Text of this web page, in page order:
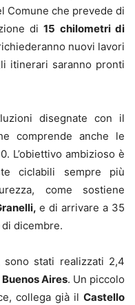
Comune che prevede di
di15 chilometri di
nuovi lavori
itinerari saranno pronti
disegnate con il
comprende anche le
L’obiettivo ambizioso è
ciclabili sempre più
come sostiene
e di arrivare a 35
dicembre.
stati realizzati 2,4
Aires. Un piccolo
collega già il Castello